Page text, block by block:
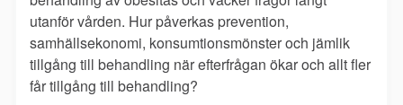
utanför vården. Hur påverkas prevention,
samhällsekonomi, konsumtionsmönster och jämlik
tillgång till behandling när efterfrågan ökar och allt fler
får tillgång till behandling?